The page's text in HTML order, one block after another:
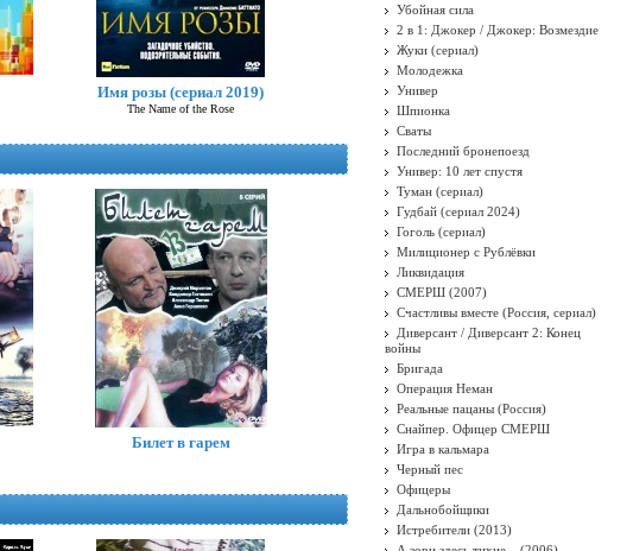
Имя розы (сериал 2019)
The Name of the Rose
Билет в гарем
Убойная сила
2 в 1: Джокер / Джокер: Возмездие
Жуки (сериал)
Молодежка
Универ
Шпионка
Сваты
Последний бронепоезд
Универ: 10 лет спустя
Туман (сериал)
Гудбай (сериал 2024)
Гоголь (сериал)
Милиционер с Рублёвки
Ликвидация
СМЕРШ (2007)
Счастливы вместе (Россия, сериал)
Диверсант / Диверсант 2: Конец
войны
Бригада
Операция Неман
Реальные пацаны (Россия)
Снайпер. Офицер СМЕРШ
Игра в кальмара
Черный пес
Офицеры
Дальнобойщики
Истребители (2013)